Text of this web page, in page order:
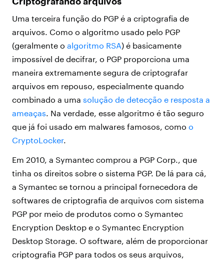
Uma terceira função do PGP é a criptografia de
arquivos. Como o algoritmo usado pelo PGP
(geralmente o algoritmo RSA) é basicamente
impossível de decifrar, o PGP proporciona uma
maneira extremamente segura de criptografar
arquivos em repouso, especialmente quando
combinado a uma solução de detecção e resposta a
ameaças . Na verdade, esse algoritmo é tão seguro
que já foi usado em malwares famosos, como o
CryptoLocker.
Em 2010, a Symantec comprou a PGP Corp., que
tinha os direitos sobre o sistema PGP. De lá para cá,
a Symantec se tornou a principal fornecedora de
softwares de criptografia de arquivos com sistema
PGP por meio de produtos como o Symantec
Encryption Desktop e o Symantec Encryption
Desktop Storage. O software, além de proporcionar
criptografia PGP para todos os seus arquivos,